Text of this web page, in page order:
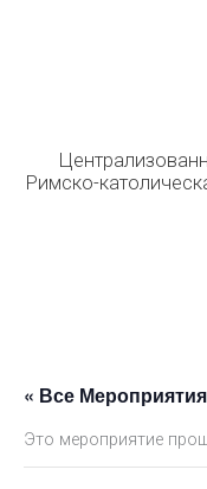
Римско-
« Все Мероприятия
Это мероприятие